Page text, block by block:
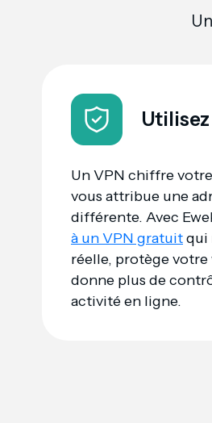
Un VPN chiffre
vous attribue une
différente. Avec
à un VPN gratuitqui
réelle, protège votre
donne plus de
activité en ligne.